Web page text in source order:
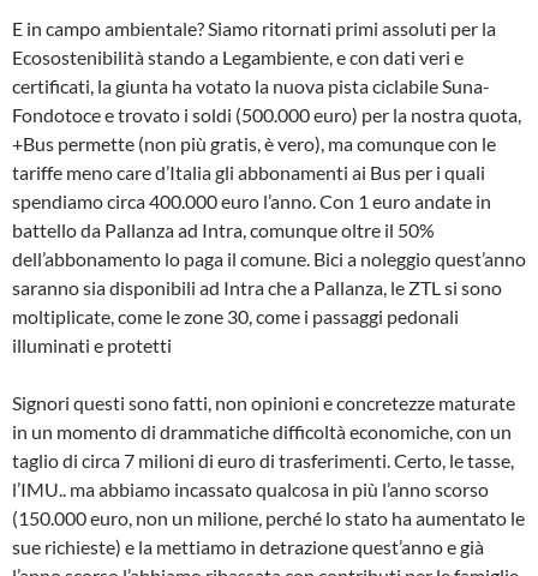
E in campo ambientale? Siamo ritornati primi assoluti per la
Ecosostenibilità stando a Legambiente, e con dati veri e
certificati, la giunta ha votato la nuova pista ciclabile Suna-
Fondotoce e trovato i soldi (500.000 euro) per la nostra quota,
+Bus permette (non più gratis, è vero), ma comunque con le
tariffe meno care d’Italia gli abbonamenti ai Bus per i quali
spendiamo circa 400.000 euro l’anno. Con 1 euro andate in
battello da Pallanza ad Intra, comunque oltre il 50%
dell’abbonamento lo paga il comune. Bici a noleggio quest’anno
saranno sia disponibili ad Intra che a Pallanza, le ZTL si sono
moltiplicate, come le zone 30, come i passaggi pedonali
illuminati e protetti
Signori questi sono fatti, non opinioni e concretezze maturate
in un momento di drammatiche difficoltà economiche, con un
taglio di circa 7 milioni di euro di trasferimenti. Certo, le tasse,
l’IMU.. ma abbiamo incassato qualcosa in più l’anno scorso
(150.000 euro, non un milione, perché lo stato ha aumentato le
sue richieste) e la mettiamo in detrazione quest’anno e già